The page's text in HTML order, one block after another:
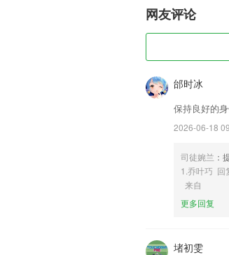
梦。
1,低价：购买价高
2,传统国学与互联
3,早已创建了各种
4,大量的学习资源
6,微信公众号文章
企聊宝app下
1.·不只是关注你的
3.权威真实的小学中
网友评论
邰时冰
保持良好的
2026-06-18
司徒婉兰 ：
1.乔叶巧 回
来自
更多回复
堵初雯